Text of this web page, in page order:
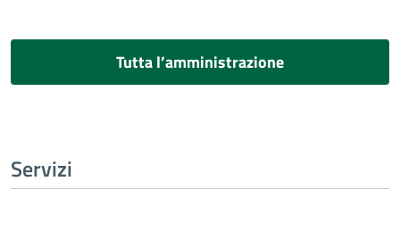
Tutta l’amministrazione
Servizi